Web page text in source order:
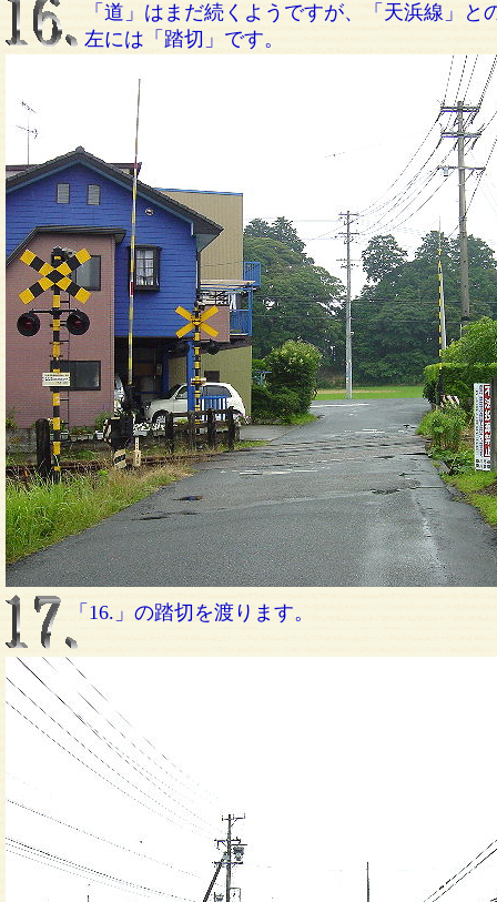
「道」はまだ続くようですが、「天浜線」と
左には「踏切」です。
「16.」の踏切を渡ります。